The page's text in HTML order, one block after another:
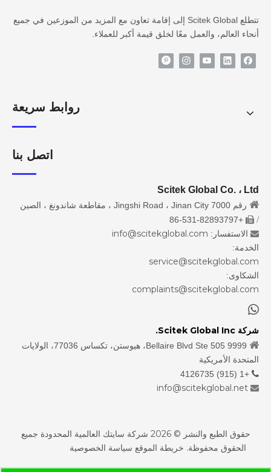
تتطلع Scitek Global إلى إقامة تعاون مع المزيد من الموزعين في جميع
أنحاء العالم، والعمل معًا لخلق قيمة أكبر للعملاء.
روابط سريعة
اتصل بنا
Scitek Global Co. ، Ltd
 رقم 7000 Jingshi Road ، Jinan City ، مقاطعة شاندونغ ، الصين
/

+86-531-82893797
 الاستفسار: info@scitekglobal.com
الخدمة:
service@scitekglobal.com
الشكاوى:
complaints@scitekglobal.com

شركة Scitek Global Inc.

9999 Bellaire Blvd Ste 505، هيوستن، تكساس 77036، الولايات
المتحدة الأمريكية

+1 (915) 4126735

info@scitekglobal.net
حقوق الطبع والنشر ©2026 شركة سايتك العالمية المحدودة جميع
الحقوق محفوظة. خريطة الموقع سياسة الخصوصية